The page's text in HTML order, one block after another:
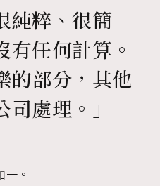
純粹、很簡
有任何計算。
的部分，其他
處理。」
。